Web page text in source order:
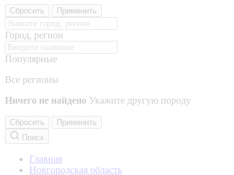
Сбросить Применить
Город, регион
Популярные
Все регионы
Ничего не найдено Укажите другую породу
Сбросить
Применить
Поиск
Главная
Новгородская область